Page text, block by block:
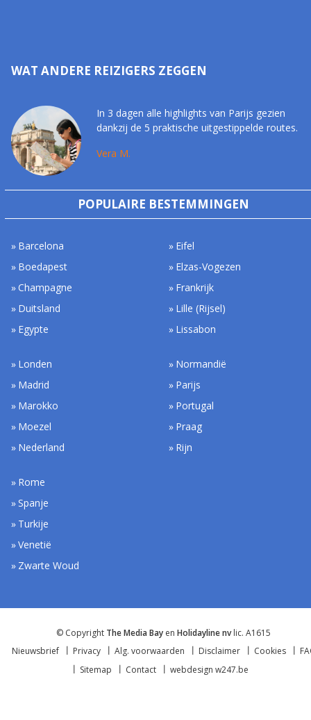
WAT ANDERE REIZIGERS ZEGGEN
In 3 dagen alle highlights van Parijs gezien
dankzij de 5 praktische uitgestippelde routes.
Vera M.
POPULAIRE BESTEMMINGEN
Barcelona
Boedapest
Champagne
Duitsland
Egypte
Eifel
Elzas-Vogezen
Frankrijk
Lille (Rijsel)
Lissabon
Londen
Madrid
Marokko
Moezel
Nederland
Normandië
Parijs
Portugal
Praag
Rijn
Rome
Spanje
Turkije
Venetië
Zwarte Woud
© Copyright The Media Bay en Holidayline nvlic. A1615
Nieuwsbrief
Privacy Alg. voorwaarden Disclaimer Cookies
Sitemap
Contact webdesign w247.be